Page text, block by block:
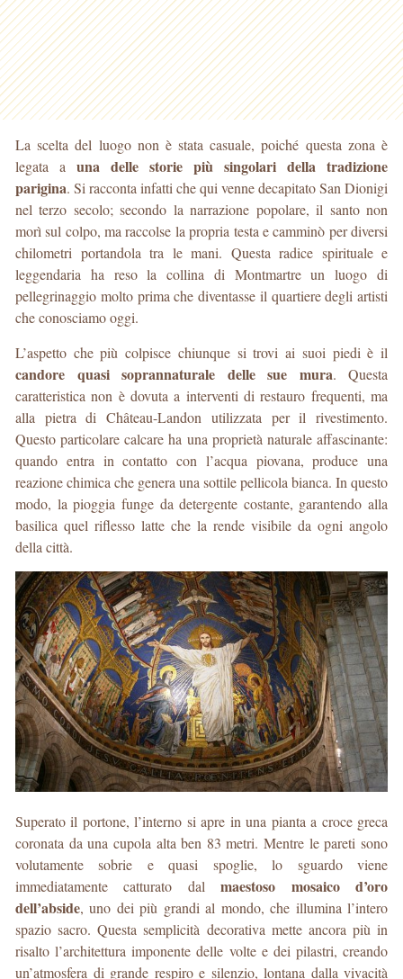
La scelta del luogo non è stata casuale, poiché questa zona è
legata a una delle storie più singolari della tradizione
parigina. Si racconta infatti che qui venne decapitato San Dionigi
nel terzo secolo; secondo la narrazione popolare, il santo non
morì sul colpo, ma raccolse la propria testa e camminò per diversi
chilometri portandola tra le mani. Questa radice spirituale e
leggendaria ha reso la collina di Montmartre un luogo di
pellegrinaggio molto prima che diventasse il quartiere degli artisti
che conosciamo oggi.
L’aspetto che più colpisce chiunque si trovi ai suoi piedi è il
candore quasi soprannaturale delle sue mura. Questa
caratteristica non è dovuta a interventi di restauro frequenti, ma
alla pietra di Château-Landon utilizzata per il rivestimento.
Questo particolare calcare ha una proprietà naturale affascinante:
quando entra in contatto con l’acqua piovana, produce una
reazione chimica che genera una sottile pellicola bianca. In questo
modo, la pioggia funge da detergente costante, garantendo alla
basilica quel riflesso latte che la rende visibile da ogni angolo
della città.
Superato il portone, l’interno si apre in una pianta a croce greca
coronata da una cupola alta ben 83 metri. Mentre le pareti sono
volutamente sobrie e quasi spoglie, lo sguardo viene
immediatamente catturato dalmaestoso mosaico d’oro
dell’abside, uno dei più grandi al mondo, che illumina l’intero
spazio sacro. Questa semplicità decorativa mette ancora più in
risalto l’architettura imponente delle volte e dei pilastri, creando
un’atmosfera di grande respiro e silenzio, lontana dalla vivacità